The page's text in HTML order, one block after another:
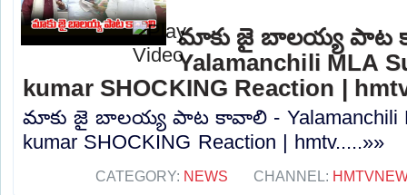
మాకు జై బాలయ్య పాట
Yalamanchili MLA
kumar SHOCKING Reaction |
మాకు జై బాలయ్య పాట కావాలి - Yalamanchili
kumar SHOCKING Reaction | hmtv.....»»
CATEGORY: NEWS CHANNEL: